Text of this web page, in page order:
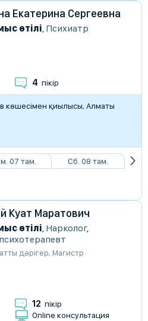
Екатерина Сергеевна
өтілі Психиатр
4 пікір
көшесімен қиылысы, Алматы
07 там. Сб. 08 там.
Куат Маратович
өтілі, Нарколог,
психотерапевт
дәрігер, Магистр
12 пікір
Online консультация